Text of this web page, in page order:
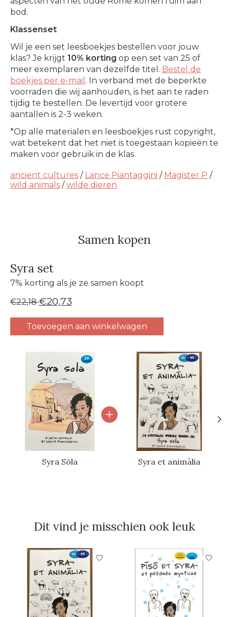
bod.
Klassenset
Wil je een set leesboekjes bestellen voor jouw
klas? Je krijgt 10% korting op een set van 25 of
meer exemplaren van dezelfde titel. Bestel de
boekjes per e-mail . In verband met de beperkte
voorraden die wij aanhouden, is het aan te raden
tijdig te bestellen. De levertijd voor grotere
aantallen is 2-3 weken.
*Op alle materialen en leesboekjes rust copyright,
wat betekent dat het niet is toegestaan kopieën te
maken voor gebruik in de klas.
ancient cultures / Lance Piantaggini / Magister P /
wild animals /wilde dieren
Samen kopen
Syra set
7% korting als je ze samen koopt
€22,18€20,73
Toevoegen aan winkelwagen
Carrousel van gebundelde producten
Syra Sōla Syra et animālia
Dit vind je misschien ook leuk
Items van productcarrousel